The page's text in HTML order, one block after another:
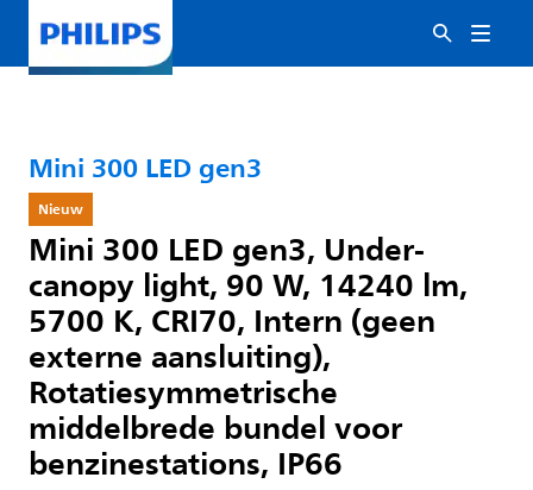
Mini 300 LED gen3
Nieuw
Mini 300 LED gen3, Under-
canopy light, 90 W, 14240 lm,
5700 K, CRI70, Intern (geen
externe aansluiting),
Rotatiesymmetrische
middelbrede bundel voor
benzinestations, IP66